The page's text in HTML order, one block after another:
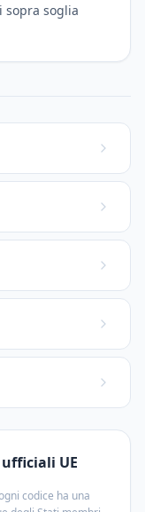
soglia
UE
codice ha una